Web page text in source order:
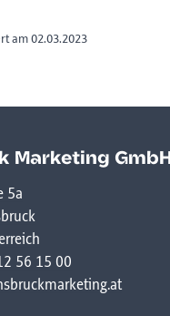
am 02.03.2023
Marketing GmbH
5a
56 15 00